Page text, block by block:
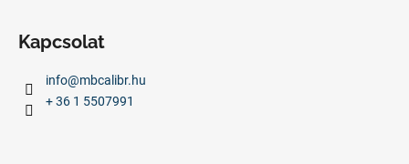
Kapcsolat
info@mbcalibr.hu
+ 36 1 5507991